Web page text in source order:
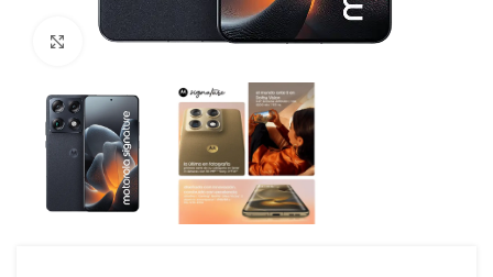
Haga Click para agrandar